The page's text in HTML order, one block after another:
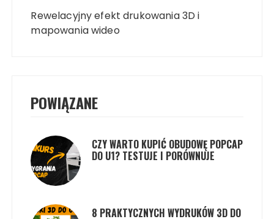
wpisu
Rewelacyjny efekt drukowania 3D i
mapowania wideo
POWIĄZANE
CZY WARTO KUPIĆ OBUDOWĘ POPCAP
DO U1? TESTUJE I PORÓWNUJE
8 PRAKTYCZNYCH WYDRUKÓW 3D DO